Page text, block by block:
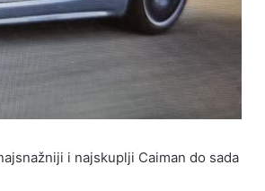
i najskuplji Caiman do sada